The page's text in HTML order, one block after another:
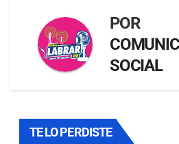
POR
SOCIAL
TE LO PERDISTE